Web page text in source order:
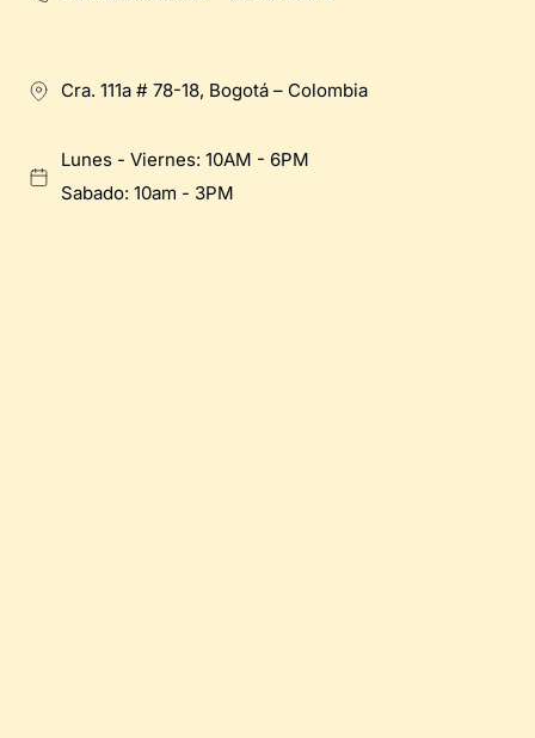
Cra. 111a # 78-18, Bogotá – Colombia
Lunes - Viernes: 10AM - 6PM
Sabado: 10am - 3PM